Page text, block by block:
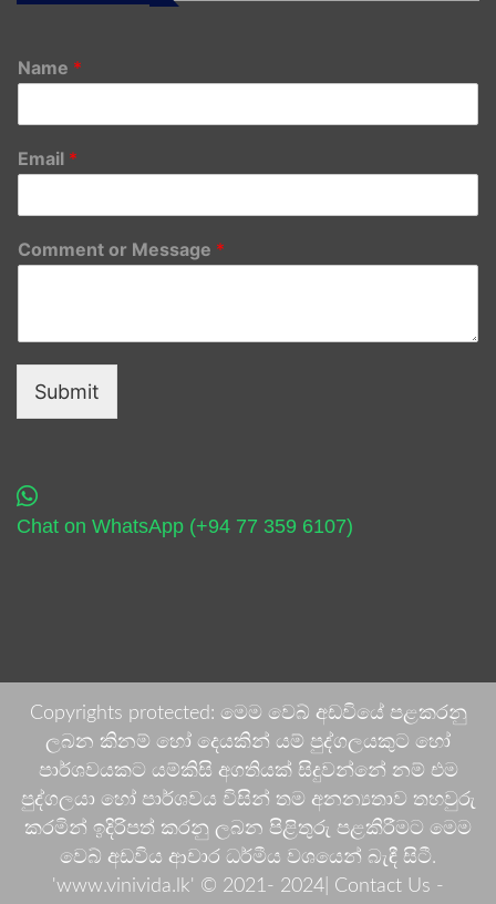
Name *
Email *
Comment or Message *
Submit
Chat on WhatsApp (+94 77 359 6107)
Copyrights protected: මෙම වෙබ් අඩවියේ පළකරනු
ලබන කිනම් හෝ දෙයකින් යම් පුද්ගලයකුට හෝ
පාර්ශවයකට යම්කිසි අගතියක් සිදුවන්නේ නම් එම
පුද්ගලයා හෝ පාර්ශවය විසින් තම අනන්‍යතාව තහවුරු
කරමින් ඉදිරිපත් කරනු ලබන පිළිතුරු පළකිරීමට මෙම
වෙබ් අඩවිය ආචාර ධර්මීය වශයෙන් බැඳී සිටී.
'www.vinivida.lk' © 2021- 2024| Contact Us -